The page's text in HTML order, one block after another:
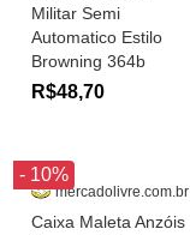
Militar Semi
Automatico Estilo
Browning 364b
R$48,70
- 10%
mercadolivre.com.br
Caixa Maleta Anzóis